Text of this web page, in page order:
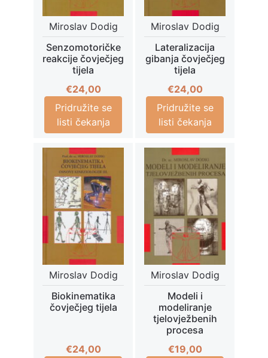
Miroslav Dodig
Senzomotoričke
reakcije čovječjeg
tijela
€24,00
Pridružite se
listi čekanja
Miroslav Dodig
Lateralizacija
gibanja čovječjeg
tijela
€24,00
Pridružite se
listi čekanja
Miroslav Dodig
Biokinematika
čovječjeg tijela
€24,00
Miroslav Dodig
Modeli i
modeliranje
tjelovježbenih
procesa
€19,00